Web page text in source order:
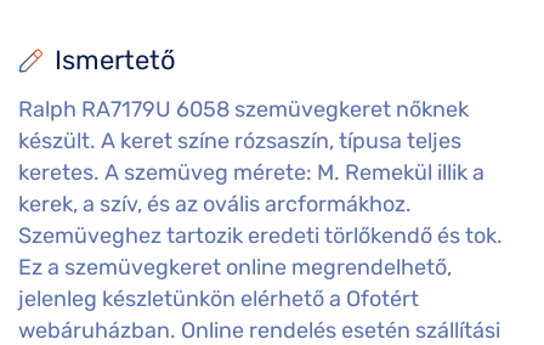
Ismertető
Ralph RA7179U 6058 szemüvegkeret nőknek
készült. A keret színe rózsaszín, típusa teljes
keretes. A szemüveg mérete: M. Remekül illik a
kerek, a szív, és az ovális arcformákhoz.
Szemüveghez tartozik eredeti törlőkendő és tok.
Ez a szemüvegkeret online megrendelhető,
jelenleg készletünkön elérhető a Ofotért
webáruházban. Online rendelés esetén szállítási